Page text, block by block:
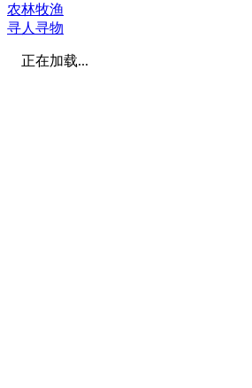
农林牧渔
寻人寻物
正在加载...